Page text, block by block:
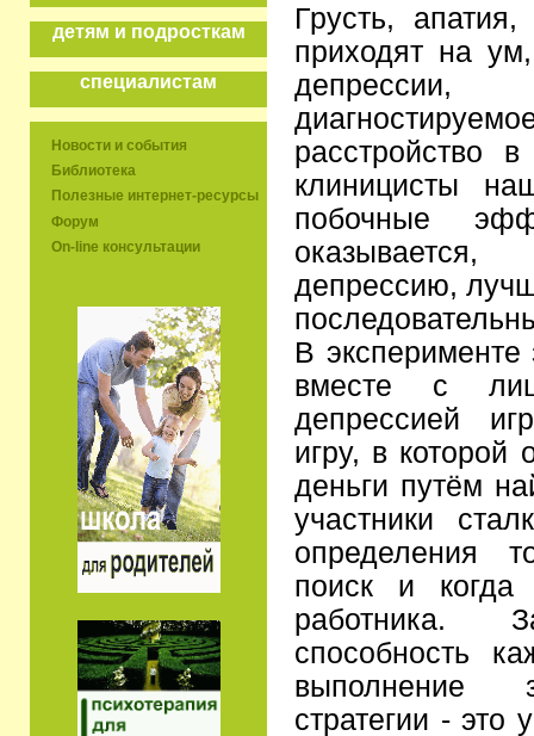
детям и подросткам
специалистам
Новости и события
Библиотека
Полезные интернет-ресурсы
Форум
On-line консультации
Грусть,
приходят на
расстройство
клиницисты
побочные
депрессию,
В
вместе с
депрессией
игру, в которой
деньги путём
участники
определения
поиск и когда
работника.
способность
выполнение
стратегии - это